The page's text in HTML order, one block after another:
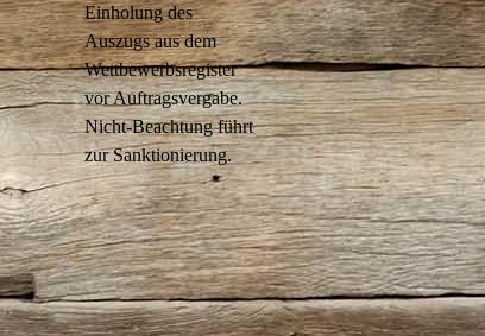
Einholung des
Auszugs aus dem
Wettbewerbsregister
vor Auftragsvergabe.
Nicht-Beachtung führt
zur Sanktionierung.